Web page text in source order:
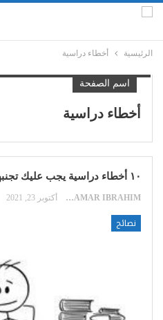
الرئيسية أخطاء دراسية
اسم الصفحة
أخطاء دراسية
١٠ أخطاء دراسية يجب عليك تجنبها تمامًا!
SAMAR IBRAHIM أكتوبر 23, 2021
نصائح